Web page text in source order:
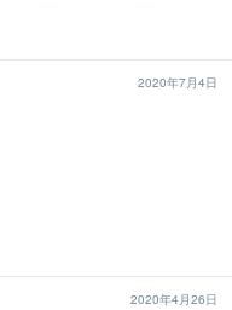
2020年7月4日
2020年4月26日